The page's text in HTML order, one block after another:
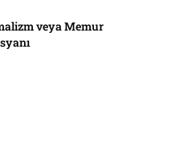
veya Memur